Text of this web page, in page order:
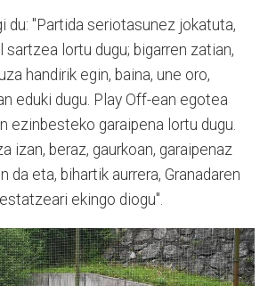
du: "Partida seriotasunez jokatuta,
sartzea lortu dugu; bigarren zatian,
handirik egin, baina, une oro,
eduki dugu. Play Off-ean egotea
ezinbesteko garaipena lortu dugu.
izan, beraz, gaurkoan, garaipenaz
da eta, bihartik aurrera, Granadaren
ekingo diogu".